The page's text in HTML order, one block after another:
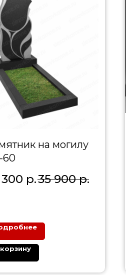
на могилу
60
р.35 900 р.